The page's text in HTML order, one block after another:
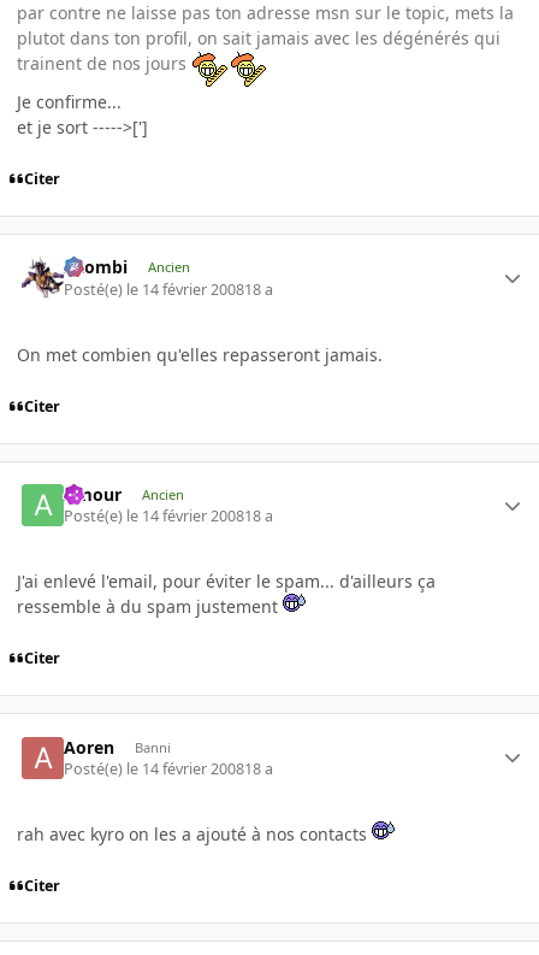
par contre ne laisse pas ton adresse msn sur le topic, mets la
plutot dans ton profil, on sait jamais avec les dégénérés qui
trainent de nos jours
Je confirme...
et je sort ----->[']
Citer
XZombi Ancien
Posté(e) le 14 février 200818 a
On met combien qu'elles repasseront jamais.
Citer
Amour Ancien
Posté(e) le 14 février 200818 a
J'ai enlevé l'email, pour éviter le spam... d'ailleurs ça
ressemble à du spam justement
Citer
Aoren Banni
Posté(e) le 14 février 200818 a
rah avec kyro on les a ajouté à nos contacts
Citer